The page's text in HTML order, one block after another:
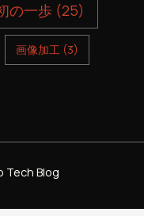
の一歩 (25)
画像加工(3)
Tech Blog